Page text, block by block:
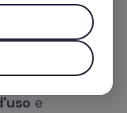
i
vince in
e